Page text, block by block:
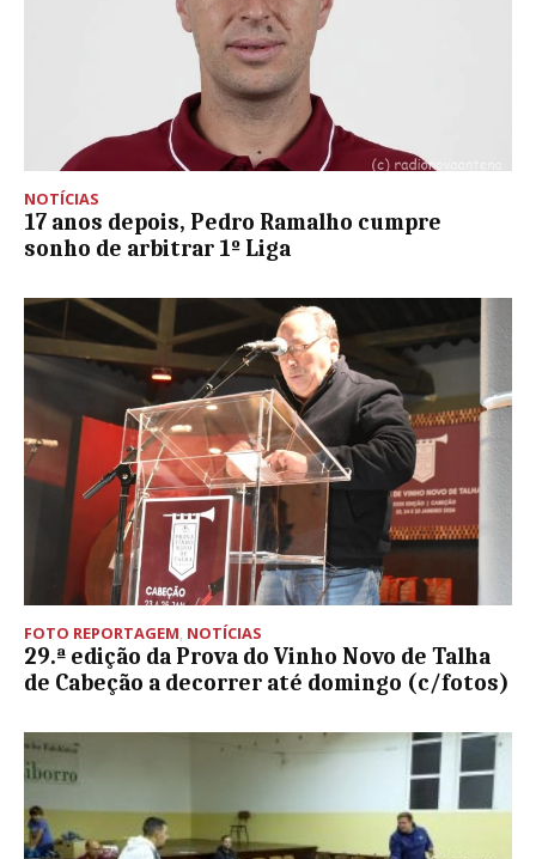
NOTÍCIAS
17 anos depois, Pedro Ramalho cumpre
sonho de arbitrar 1º Liga
FOTO REPORTAGEM NOTÍCIAS
29.ª edição da Prova do Vinho Novo de Talha
de Cabeção a decorrer até domingo (c/fotos)